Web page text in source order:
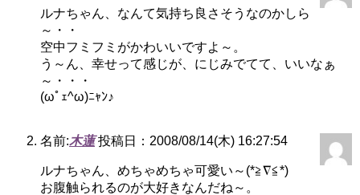
ルナちゃん、なんて気持ち良さそうなのかしら
～・・
空中フミフミがかわいいですよ～。
う～ん、幸せって感じが、にじみでてて、いいなぁ
～・・・
(ωﾟｪ^ω)ﾆｬﾝ♪
名前:木蓮 投稿日：2008/08/14(木) 16:27:54
ルナちゃん、めちゃめちゃ可愛い～(*≧∇≦*)
お腹触られるのが大好きなんだね～。